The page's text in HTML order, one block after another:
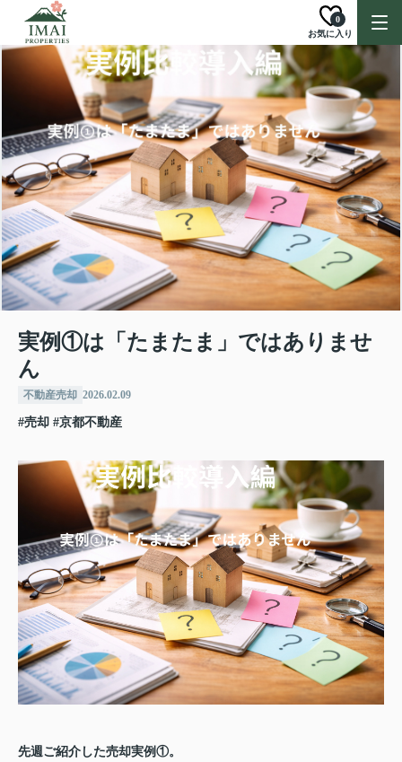
お気に入り
0
実例①は「たまたま」ではありませ
ん
不動産売却 2026.02.09
#売却 #京都不動産
先週ご紹介した売却実例①。